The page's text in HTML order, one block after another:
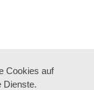
Cookies auf
Dienste.